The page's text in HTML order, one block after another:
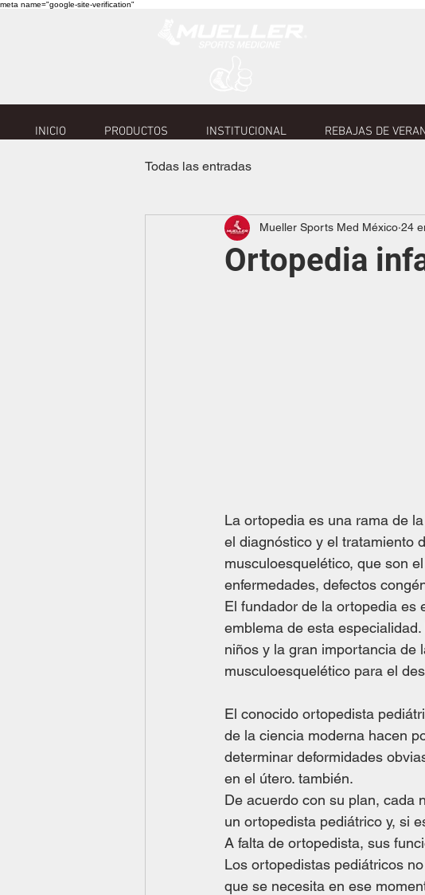
meta name="google-site-verification"
INICIO PRODUCTOS INSTITUCIONAL REBAJAS DE
Todas las entradas
Ortopedia
Mueller Sports Med México 24
La ortopedia es una rama de
el diagnóstico y el tratamiento
musculoesquelético, que son
enfermedades, defectos
El fundador de la ortopedia es
emblema de esta
niños y la gran importancia de
musculoesquelético para el
El conocido ortopedista
de la ciencia moderna hacen
determinar deformidades
en el útero. también.
De acuerdo con su plan, cada
un ortopedista pediátrico y, si
A falta de ortopedista, sus
Los ortopedistas pediátricos
que se necesita en ese